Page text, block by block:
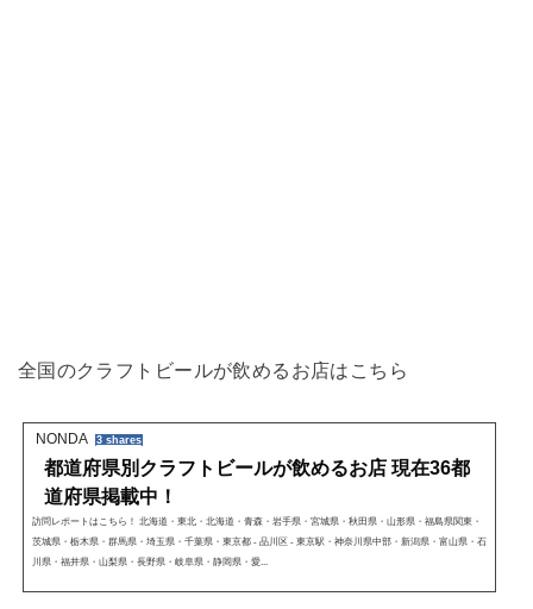
全国のクラフトビールが飲めるお店はこちら
NONDA 3 shares
都道府県別クラフトビールが飲めるお店 現在36都
道府県掲載中！
訪問レポートはこちら！ 北海道・東北・北海道・青森・岩手県・宮城県・秋田県・山形県・福島県関東・
茨城県・栃木県・群馬県・埼玉県・千葉県・東京都 - 品川区 - 東京駅・神奈川県中部・新潟県・富山県・石
川県・福井県・山梨県・長野県・岐阜県・静岡県・愛...